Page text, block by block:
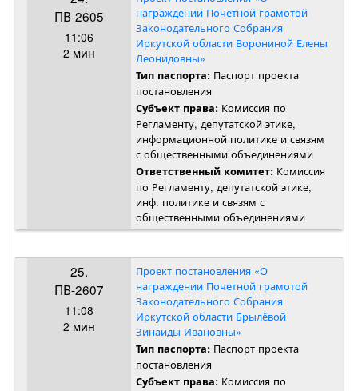
ПВ-2605
11:06
2 мин
награждении Почетной грамотой
Законодательного Собрания
Иркутской области Ворониной Елены
Леонидовны»
Тип паспорта: Паспорт проекта
постановления
Субъект права: Комиссия по
Регламенту, депутатской этике,
информационной политике и связям
с общественными объединениями
Ответственный комитет: Комиссия
по Регламенту, депутатской этике,
инф. политике и связям с
общественными объединениями
25.
ПВ-2607
11:08
2 мин
Проект постановления «О
награждении Почетной грамотой
Законодательного Собрания
Иркутской области Брылёвой
Зинаиды Ивановны»
Тип паспорта: Паспорт проекта
постановления
Субъект права: Комиссия по